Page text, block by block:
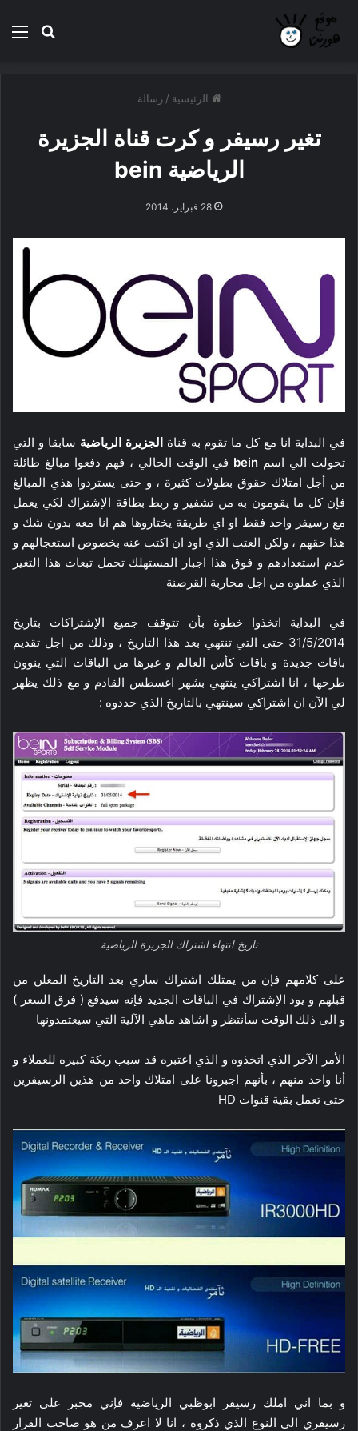
بحث
الرئيسية / رسالة
تغير رسيفر و كرت قناة الجزيرة
الرياضية bein
28 فبراير، 2014
في البداية انا مع كل ما تقوم به قناةالجزيرة الرياضية سابقا و التي
تحولت الي اسم bein في الوقت الحالي ، فهم دفعوا مبالغ طائلة
من أجل امتلاك حقوق بطولات كثيرة ، و حتى يستردوا هذي المبالغ
فإن كل ما يقومون به من تشفير و ربط بطاقة الإشتراك لكي يعمل
مع رسيفر واحد فقط او اي طريقة يختاروها هم انا معه بدون شك و
هذا حقهم ، ولكن العتب الذي اود ان اكتب عنه بخصوص استعجالهم و
عدم استعدادهم و فوق هذا اجبار المستهلك تحمل تبعات هذا التغير
الذي عملوه من اجل محاربة القرصنة
في البداية اتخذوا خطوة بأن تتوقف جميع الإشتراكات بتاريخ
31/5/2014 حتى التي تنتهي بعد هذا التاريخ ، وذلك من اجل تقديم
باقات جديدة و باقات كأس العالم و غيرها من الباقات التي ينوون
طرحها ، انا اشتراكي ينتهي بشهر اغسطس القادم و مع ذلك يظهر
لي الآن ان اشتراكي سينتهي بالتاريخ الذي حددوه :
تاريخ انتهاء اشتراك الجزيرة الرياضية
على كلامهم فإن من يمتلك اشتراك ساري بعد التاريخ المعلن من
قبلهم و يود الإشتراك في الباقات الجديد فإنه سيدفع ( فرق السعر )
و الى ذلك الوقت سأنتظر و اشاهد ماهي الآلية التي سيعتمدونها
الأمر الآخر الذي اتخذوه و الذي اعتبره قد سبب ربكة كبيره للعملاء و
أنا واحد منهم ، بأنهم اجبرونا على امتلاك واحد من هذين الرسيفرين
حتى تعمل بقية قنوات HD
و بما اني املك رسيفر ابوظبي الرياضية فإني مجبر على تغير
رسيفري الى النوع الذي ذكروه ، انا لا اعرف من هو صاحب القرار